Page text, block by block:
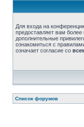
Для входа на
предоставляет вам
дополнительные
ознакомиться с
означает согласие со
Список форумов